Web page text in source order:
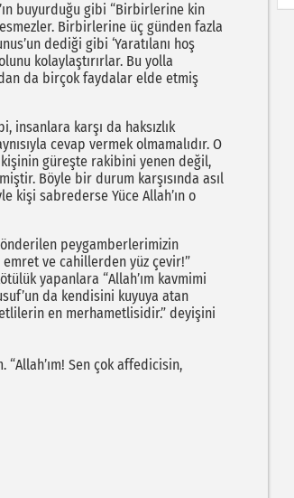
buyurduğu gibi “Birbirlerine kin
Birbirlerine üç günden fazla
dediği gibi ‘Yaratılanı hoş
kolaylaştırırlar. Bu yolla
da birçok faydalar elde etmiş
insanlara karşı da haksızlık
cevap vermek olmamalıdır. O
güreşte rakibini yenen değil,
Böyle bir durum karşısında asıl
kişi sabrederse Yüce Allah’ın o
peygamberlerimizin
emret ve cahillerden yüz çevir!”
yapanlara “Allah’ım kavmimi
da kendisini kuyuya atan
en merhametlisidir.” deyişini
Sen çok affedicisin,